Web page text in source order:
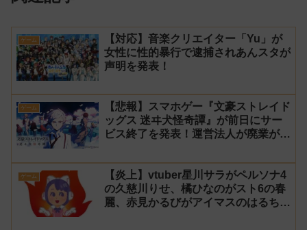
ゲーム
【対応】音楽クリエイター「Yu」が
女性に性的暴行で逮捕されあんスタが
声明を発表！
ゲーム
【悲報】スマホゲー『文豪ストレイド
ッグス 迷ヰ犬怪奇譚』が前日にサー
ビス終了を発表！運営法人が廃業が原
ゲーム
【炎上】vtuber星川サラがペルソナ4
の久慈川りせ、橘ひなのがスト6の春
麗、赤見かるびがアイマスのはるちは